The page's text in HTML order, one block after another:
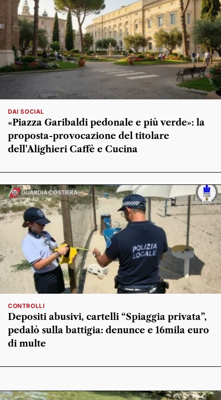
DAI SOCIAL
«Piazza Garibaldi pedonale e più verde»: la
proposta-provocazione del titolare
dell’Alighieri Caffè e Cucina
CONTROLLI
Depositi abusivi, cartelli “Spiaggia privata”,
pedalò sulla battigia: denunce e 16mila euro
di multe